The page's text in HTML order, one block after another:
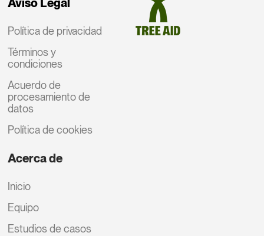
Aviso Legal
Política de privacidad
Términos y
condiciones
Acuerdo de
procesamiento de
datos
Política de cookies
Acerca de
Inicio
Equipo
Estudios de casos